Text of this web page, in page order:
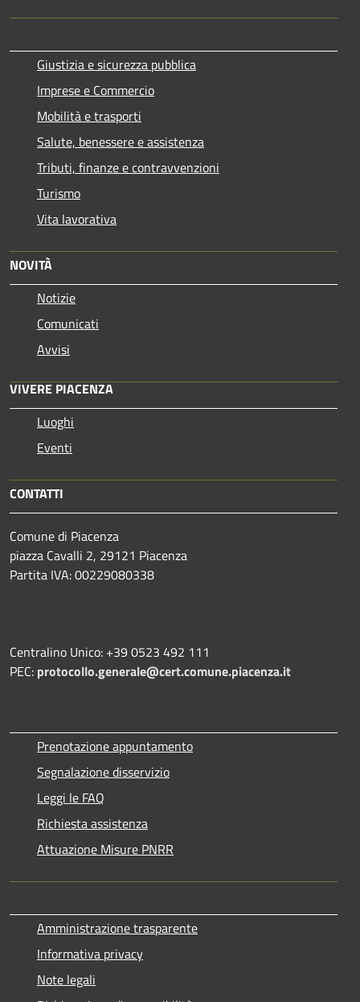
Giustizia e sicurezza pubblica
Imprese e Commercio
Mobilità e trasporti
Salute, benessere e assistenza
Tributi, finanze e contravvenzioni
Turismo
Vita lavorativa
NOVITÀ
Notizie
Comunicati
Avvisi
VIVERE PIACENZA
Luoghi
Eventi
CONTATTI
Comune di Piacenza
piazza Cavalli 2, 29121 Piacenza
Partita IVA: 00229080338
Centralino Unico: +39 0523 492 111
PEC: protocollo.generale@cert.comune.piacenza.it
Prenotazione appuntamento
Segnalazione disservizio
Leggi le FAQ
Richiesta assistenza
Attuazione Misure PNRR
Amministrazione trasparente
Informativa privacy
Note legali